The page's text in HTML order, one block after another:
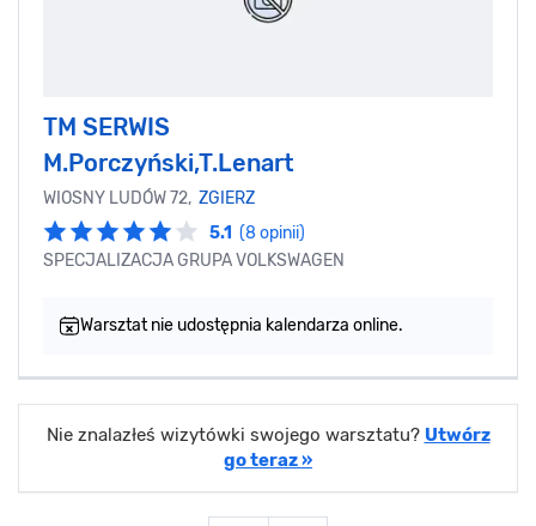
TM SERWIS
M.Porczyński,T.Lenart
WIOSNY LUDÓW 72, ZGIERZ
5.1 (8 opinii)
SPECJALIZACJA GRUPA VOLKSWAGEN
Warsztat nie udostępnia kalendarza online.
Nie znalazłeś wizytówki swojego warsztatu? Utwórz
go teraz »